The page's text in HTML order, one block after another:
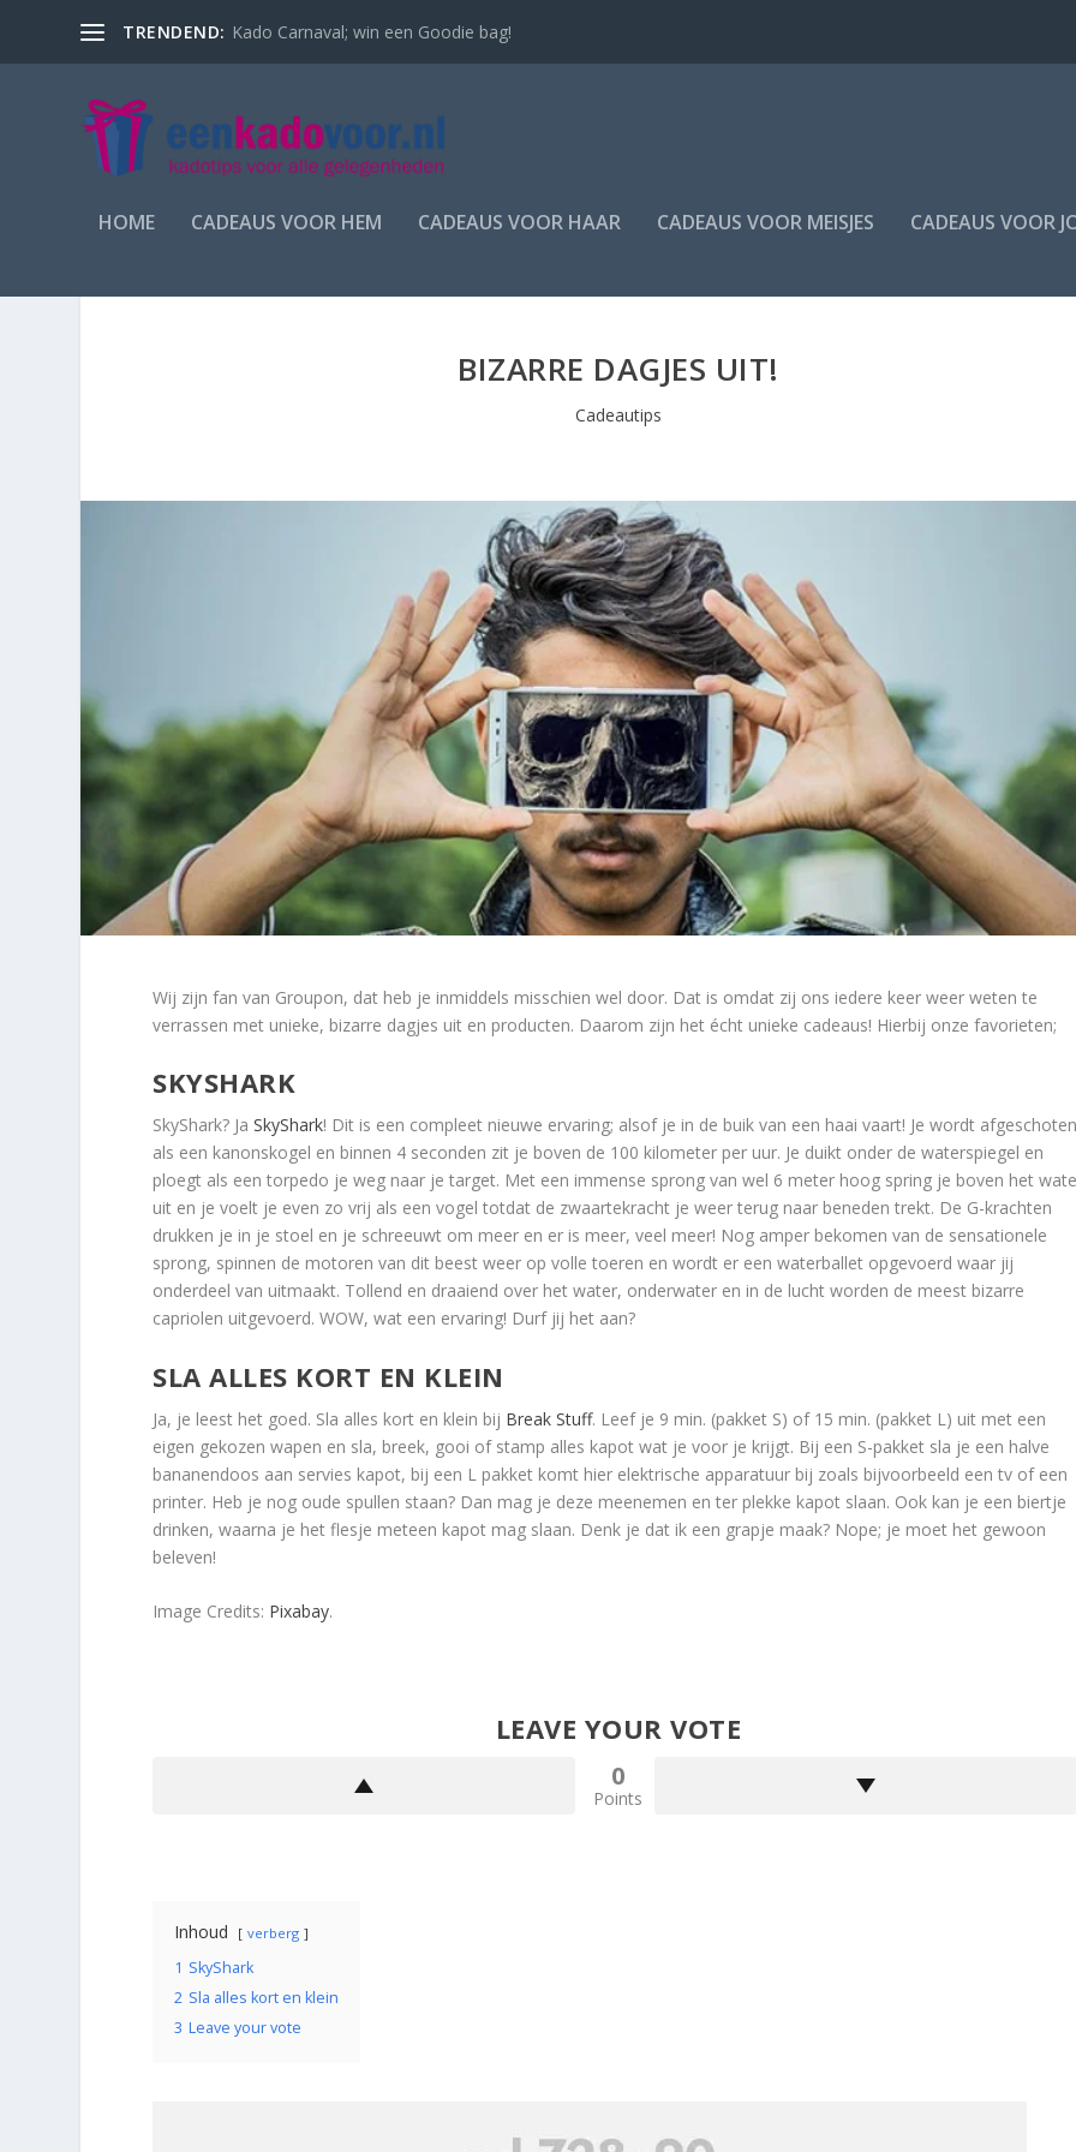
TRENDEND: Kado Carnaval; win een Goodie bag!
HOME CADEAUS VOOR HEM CADEAUS VOOR HAAR CADEAUS VOOR MEISJES CADEAUS VOOR
BIZARRE DAGJES UIT!
Cadeautips
Wij zijn fan van Groupon, dat heb je inmiddels misschien wel door. Dat is omdat zij ons iedere keer weer weten te
verrassen met unieke, bizarre dagjes uit en producten. Daarom zijn het écht unieke cadeaus! Hierbij onze favorieten;
SKYSHARK
SkyShark? JaSkyShark! Dit is een compleet nieuwe ervaring; alsof je in de buik van een haai vaart! Je wordt
als een kanonskogel en binnen 4 seconden zit je boven de 100 kilometer per uur. Je duikt onder de waterspiegel en
ploegt als een torpedo je weg naar je target. Met een immense sprong van wel 6 meter hoog spring je boven het
uit en je voelt je even zo vrij als een vogel totdat de zwaartekracht je weer terug naar beneden trekt. De G-krachten
drukken je in je stoel en je schreeuwt om meer en er is meer, veel meer! Nog amper bekomen van de sensationele
sprong, spinnen de motoren van dit beest weer op volle toeren en wordt er een waterballet opgevoerd waar jij
onderdeel van uitmaakt. Tollend en draaiend over het water, onderwater en in de lucht worden de meest bizarre
capriolen uitgevoerd. WOW, wat een ervaring! Durf jij het aan?
SLA ALLES KORT EN KLEIN
Ja, je leest het goed. Sla alles kort en klein bij Break Stuff. Leef je 9 min. (pakket S) of 15 min. (pakket L) uit met een
eigen gekozen wapen en sla, breek, gooi of stamp alles kapot wat je voor je krijgt. Bij een S-pakket sla je een halve
bananendoos aan servies kapot, bij een L pakket komt hier elektrische apparatuur bij zoals bijvoorbeeld een tv of een
printer. Heb je nog oude spullen staan? Dan mag je deze meenemen en ter plekke kapot slaan. Ook kan je een biertje
drinken, waarna je het flesje meteen kapot mag slaan. Denk je dat ik een grapje maak? Nope; je moet het gewoon
beleven!
Image Credits: Pixabay.
LEAVE YOUR VOTE
0
Points
Inhoud verberg
1 SkyShark
2 Sla alles kort en klein
3 Leave your vote